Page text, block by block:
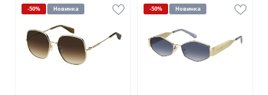
-50% Новинка -50% Новинка